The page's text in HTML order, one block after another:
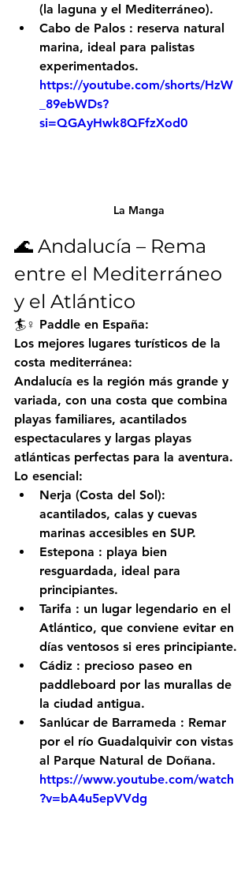
(la laguna y el Mediterráneo).
Cabo de Palos : reserva natural
marina, ideal para palistas
experimentados.
https://youtube.com/shorts/HzW
_89ebWDs?
si=QGAyHwk8QFfzXod0
La Manga
🌊 Andalucía – Rema
entre el Mediterráneo
y el Atlántico
🏄♀️ Paddle en España:
Los mejores lugares turísticos de la
costa mediterránea:
Andalucía es la región más grande y
variada, con una costa que combina
playas familiares, acantilados
espectaculares y largas playas
atlánticas perfectas para la aventura.
Lo esencial:
Nerja (Costa del Sol):
acantilados, calas y cuevas
marinas accesibles en SUP.
Estepona : playa bien
resguardada, ideal para
principiantes.
Tarifa : un lugar legendario en el
Atlántico, que conviene evitar en
días ventosos si eres principiante.
Cádiz : precioso paseo en
paddleboard por las murallas de
la ciudad antigua.
Sanlúcar de Barrameda : Remar
por el río Guadalquivir con vistas
al Parque Natural de Doñana.
https://www.youtube.com/watch
?v=bA4u5epVVdg